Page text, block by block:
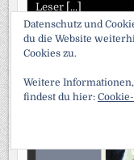
Leser [...]
Die
Datenschutz und
du die Website
Cookies zu.
Weitere
findest du hier: